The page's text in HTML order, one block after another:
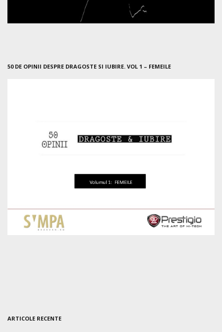
50 DE OPINII DESPRE DRAGOSTE SI IUBIRE. VOL 1 – FEMEILE
ARTICOLE RECENTE